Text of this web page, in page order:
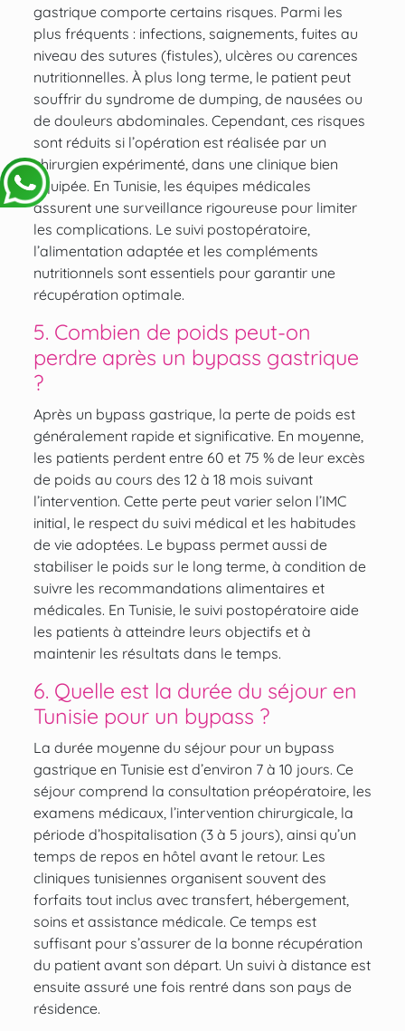
gastrique comporte certains risques. Parmi les
plus fréquents : infections, saignements, fuites au
niveau des sutures (fistules), ulcères ou carences
nutritionnelles. À plus long terme, le patient peut
souffrir du syndrome de dumping, de nausées ou
de douleurs abdominales. Cependant, ces risques
sont réduits si l’opération est réalisée par un
chirurgien expérimenté, dans une clinique bien
équipée. En Tunisie, les équipes médicales
assurent une surveillance rigoureuse pour limiter
les complications. Le suivi postopératoire,
l’alimentation adaptée et les compléments
nutritionnels sont essentiels pour garantir une
récupération optimale.
5. Combien de poids peut-on
perdre après un bypass gastrique
?
Après un bypass gastrique, la perte de poids est
généralement rapide et significative. En moyenne,
les patients perdent entre 60 et 75 % de leur excès
de poids au cours des 12 à 18 mois suivant
l’intervention. Cette perte peut varier selon l’IMC
initial, le respect du suivi médical et les habitudes
de vie adoptées. Le bypass permet aussi de
stabiliser le poids sur le long terme, à condition de
suivre les recommandations alimentaires et
médicales. En Tunisie, le suivi postopératoire aide
les patients à atteindre leurs objectifs et à
maintenir les résultats dans le temps.
6. Quelle est la durée du séjour en
Tunisie pour un bypass ?
La durée moyenne du séjour pour un bypass
gastrique en Tunisie est d’environ 7 à 10 jours. Ce
séjour comprend la consultation préopératoire, les
examens médicaux, l’intervention chirurgicale, la
période d’hospitalisation (3 à 5 jours), ainsi qu’un
temps de repos en hôtel avant le retour. Les
cliniques tunisiennes organisent souvent des
forfaits tout inclus avec transfert, hébergement,
soins et assistance médicale. Ce temps est
suffisant pour s’assurer de la bonne récupération
du patient avant son départ. Un suivi à distance est
ensuite assuré une fois rentré dans son pays de
résidence.